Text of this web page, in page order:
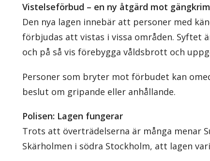
Vistelseförbud – en ny åtgärd mot
Den nya lagen innebär att personer med
förbjudas att vistas i vissa områden. Syftet
och på så vis förebygga våldsbrott och
Personer som bryter mot förbudet kan
beslut om gripande eller anhållande.
Polisen: Lagen fungerar
Trots att överträdelserna är många menar
Skärholmen i södra Stockholm, att lagen